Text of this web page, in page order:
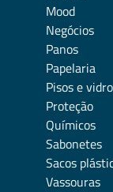
Mood
Negócios
Panos
Papelaria
Pisos e
Proteção
Químicos
Sabonetes
Sacos
Vassouras